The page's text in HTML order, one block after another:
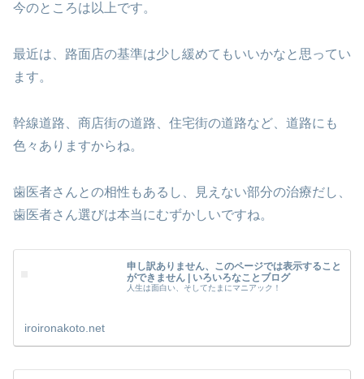
今のところは以上です。
最近は、路面店の基準は少し緩めてもいいかなと思ってい
ます。
幹線道路、商店街の道路、住宅街の道路など、道路にも
色々ありますからね。
歯医者さんとの相性もあるし、見えない部分の治療だし、
歯医者さん選びは本当にむずかしいですね。
申し訳ありません、このページでは表示すること
ができません | いろいろなことブログ
人生は面白い、そしてたまにマニアック！
iroironakoto.net